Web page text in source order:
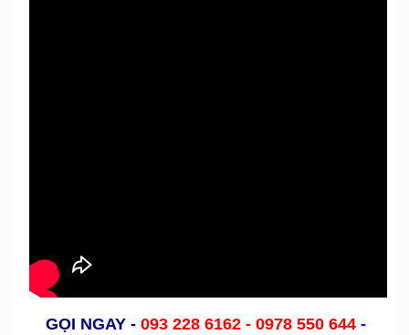
GỌI NGAY - 093 228 6162 - 0978 550 644-